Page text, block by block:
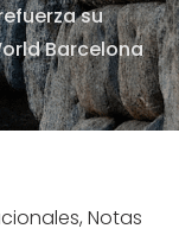
su
Barcelona
Notas